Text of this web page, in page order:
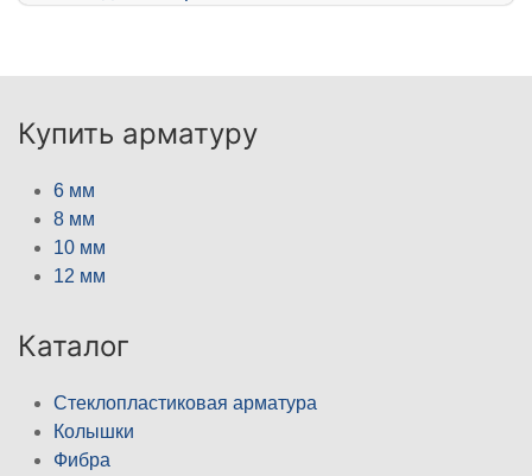
Купить арматуру
6 мм
8 мм
10 мм
12 мм
Каталог
Стеклопластиковая арматура
Колышки
Фибра